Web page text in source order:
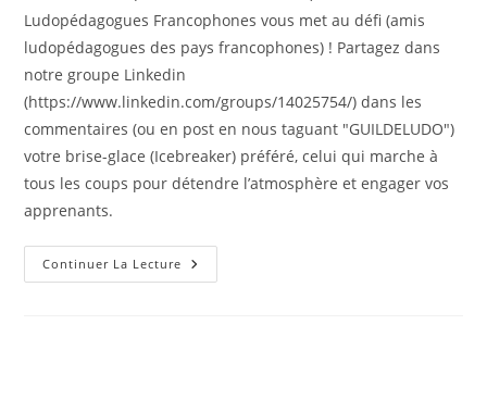
Ludopédagogues Francophones vous met au défi (amis
ludopédagogues des pays francophones) ! Partagez dans
notre groupe Linkedin
(https://www.linkedin.com/groups/14025754/) dans les
commentaires (ou en post en nous taguant "GUILDELUDO")
votre brise-glace (Icebreaker) préféré, celui qui marche à
tous les coups pour détendre l’atmosphère et engager vos
apprenants.
Continuer La Lecture Le
Défi